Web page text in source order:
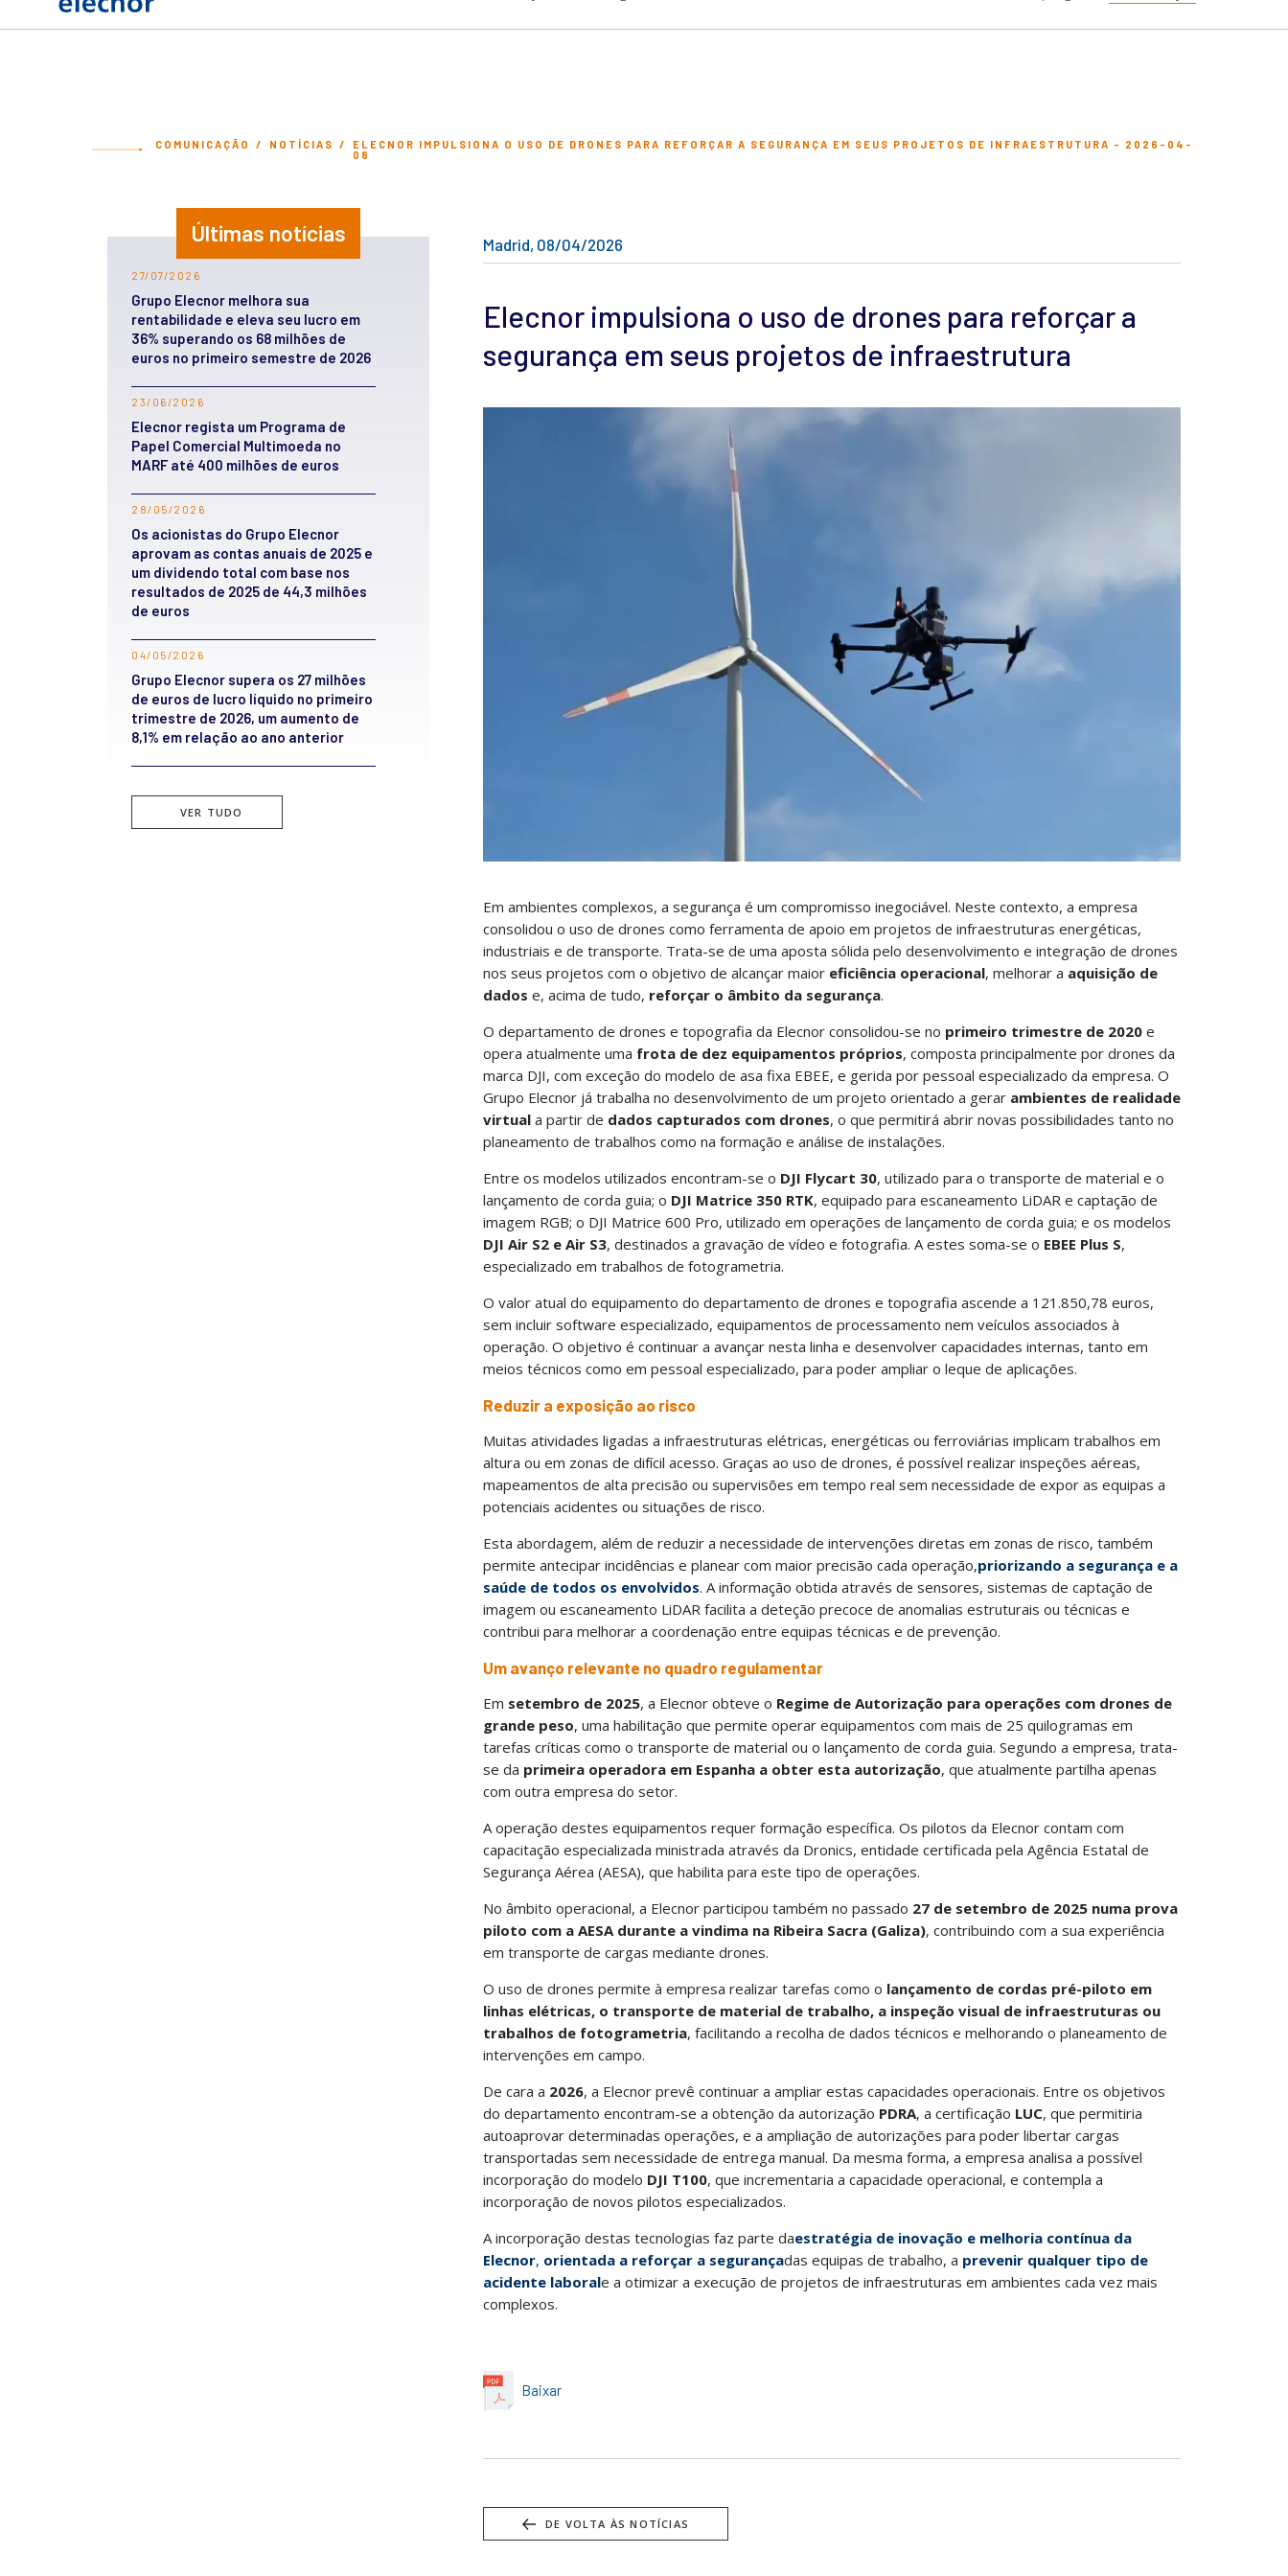
COMUNICAÇÃO NOTÍCIAS
ELECNOR IMPULSIONA O USO DE DRONES PARA REFORÇAR A SEGURANÇA EM SEUS PROJETOS DE INFRAESTRUTURA - 2026-04-
08
Últimas notícias
27/07/2026
Grupo Elecnor melhora sua
rentabilidade e eleva seu lucro em
36% superando os 68 milhões de
euros no primeiro semestre de 2026
23/06/2026
Elecnor regista um Programa de
Papel Comercial Multimoeda no
MARF até 400 milhões de euros
28/05/2026
Os acionistas do Grupo Elecnor
aprovam as contas anuais de 2025 e
um dividendo total com base nos
resultados de 2025 de 44,3 milhões
de euros
04/05/2026
Grupo Elecnor supera os 27 milhões
de euros de lucro líquido no primeiro
trimestre de 2026, um aumento de
8,1% em relação ao ano anterior
VER TUDO
Madrid, 08/04/2026
Elecnor impulsiona o uso de drones para reforçar a
segurança em seus projetos de infraestrutura
Em ambientes complexos, a segurança é um compromisso inegociável. Neste contexto, a empresa
consolidou o uso de drones como ferramenta de apoio em projetos de infraestruturas energéticas,
industriais e de transporte. Trata-se de uma aposta sólida pelo desenvolvimento e integração de drones
nos seus projetos com o objetivo de alcançar maior eficiência operacional, melhorar a aquisição de
dados e, acima de tudo, reforçar o âmbito da segurança.
O departamento de drones e topografia da Elecnor consolidou-se no primeiro trimestre de 2020 e
opera atualmente uma frota de dez equipamentos próprios, composta principalmente por drones da
marca DJI, com exceção do modelo de asa fixa EBEE, e gerida por pessoal especializado da empresa. O
Grupo Elecnor já trabalha no desenvolvimento de um projeto orientado a gerar ambientes de realidade
virtual a partir de dados capturados com drones, o que permitirá abrir novas possibilidades tanto no
planeamento de trabalhos como na formação e análise de instalações.
Entre os modelos utilizados encontram-se o DJI Flycart 30, utilizado para o transporte de material e o
lançamento de corda guia; o DJI Matrice 350 RTK, equipado para escaneamento LiDAR e captação de
imagem RGB; o DJI Matrice 600 Pro, utilizado em operações de lançamento de corda guia; e os modelos
DJI Air S2 e Air S3, destinados a gravação de vídeo e fotografia. A estes soma-se o EBEE Plus S,
especializado em trabalhos de fotogrametria.
O valor atual do equipamento do departamento de drones e topografia ascende a 121.850,78 euros,
sem incluir software especializado, equipamentos de processamento nem veículos associados à
operação. O objetivo é continuar a avançar nesta linha e desenvolver capacidades internas, tanto em
meios técnicos como em pessoal especializado, para poder ampliar o leque de aplicações.
Reduzir a exposição ao risco
Muitas atividades ligadas a infraestruturas elétricas, energéticas ou ferroviárias implicam trabalhos em
altura ou em zonas de difícil acesso. Graças ao uso de drones, é possível realizar inspeções aéreas,
mapeamentos de alta precisão ou supervisões em tempo real sem necessidade de expor as equipas a
potenciais acidentes ou situações de risco.
Esta abordagem, além de reduzir a necessidade de intervenções diretas em zonas de risco, também
permite antecipar incidências e planear com maior precisão cada operação,priorizando a segurança e a
saúde de todos os envolvidos. A informação obtida através de sensores, sistemas de captação de
imagem ou escaneamento LiDAR facilita a deteção precoce de anomalias estruturais ou técnicas e
contribui para melhorar a coordenação entre equipas técnicas e de prevenção.
Um avanço relevante no quadro regulamentar
Em setembro de 2025, a Elecnor obteve o Regime de Autorização para operações com drones de
grande peso, uma habilitação que permite operar equipamentos com mais de 25 quilogramas em
tarefas críticas como o transporte de material ou o lançamento de corda guia. Segundo a empresa, trata-
se da primeira operadora em Espanha a obter esta autorização, que atualmente partilha apenas
com outra empresa do setor.
A operação destes equipamentos requer formação específica. Os pilotos da Elecnor contam com
capacitação especializada ministrada através da Dronics, entidade certificada pela Agência Estatal de
Segurança Aérea (AESA), que habilita para este tipo de operações.
No âmbito operacional, a Elecnor participou também no passado 27 de setembro de 2025 numa prova
piloto com a AESA durante a vindima na Ribeira Sacra (Galiza), contribuindo com a sua experiência
em transporte de cargas mediante drones.
O uso de drones permite à empresa realizar tarefas como o lançamento de cordas pré-piloto em
linhas elétricas, o transporte de material de trabalho, a inspeção visual de infraestruturas ou
trabalhos de fotogrametria, facilitando a recolha de dados técnicos e melhorando o planeamento de
intervenções em campo.
De cara a 2026, a Elecnor prevê continuar a ampliar estas capacidades operacionais. Entre os objetivos
do departamento encontram-se a obtenção da autorização PDRA, a certificação LUC, que permitiria
autoaprovar determinadas operações, e a ampliação de autorizações para poder libertar cargas
transportadas sem necessidade de entrega manual. Da mesma forma, a empresa analisa a possível
incorporação do modelo DJI T100, que incrementaria a capacidade operacional, e contempla a
incorporação de novos pilotos especializados.
A incorporação destas tecnologias faz parte daestratégia de inovação e melhoria contínua da
Elecnor, orientada a reforçar a segurançadas equipas de trabalho, a prevenir qualquer tipo de
acidente laborale a otimizar a execução de projetos de infraestruturas em ambientes cada vez mais
complexos.
Baixar
DE VOLTA ÀS NOTÍCIAS